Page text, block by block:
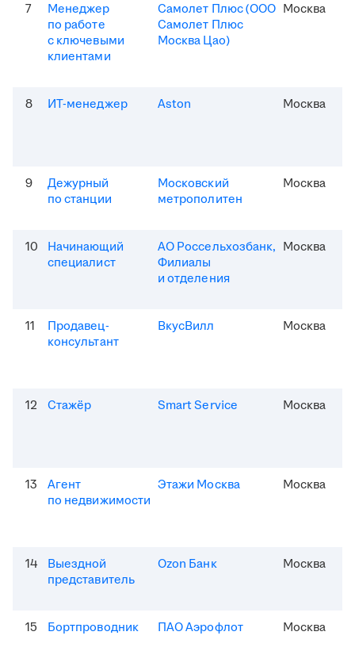
7
Менеджер
по работе
с ключевыми
клиентами
Самолет Плюс (ООО
Самолет Плюс
Москва Цао)
Москва
8 ИТ-менеджер Aston Москва
9
Дежурный
по станции
Московский
метрополитен
Москва
10
Начинающий
специалист
АО Россельхозбанк,
Филиалы
и отделения
Москва
11
Продавец-
консультант
ВкусВилл Москва
12 Стажёр Smart Service Москва
13
Агент
по недвижимости
Этажи Москва Москва
14
Выездной
представитель
Ozon Банк Москва
15 Бортпроводник ПАО Аэрофлот Москва